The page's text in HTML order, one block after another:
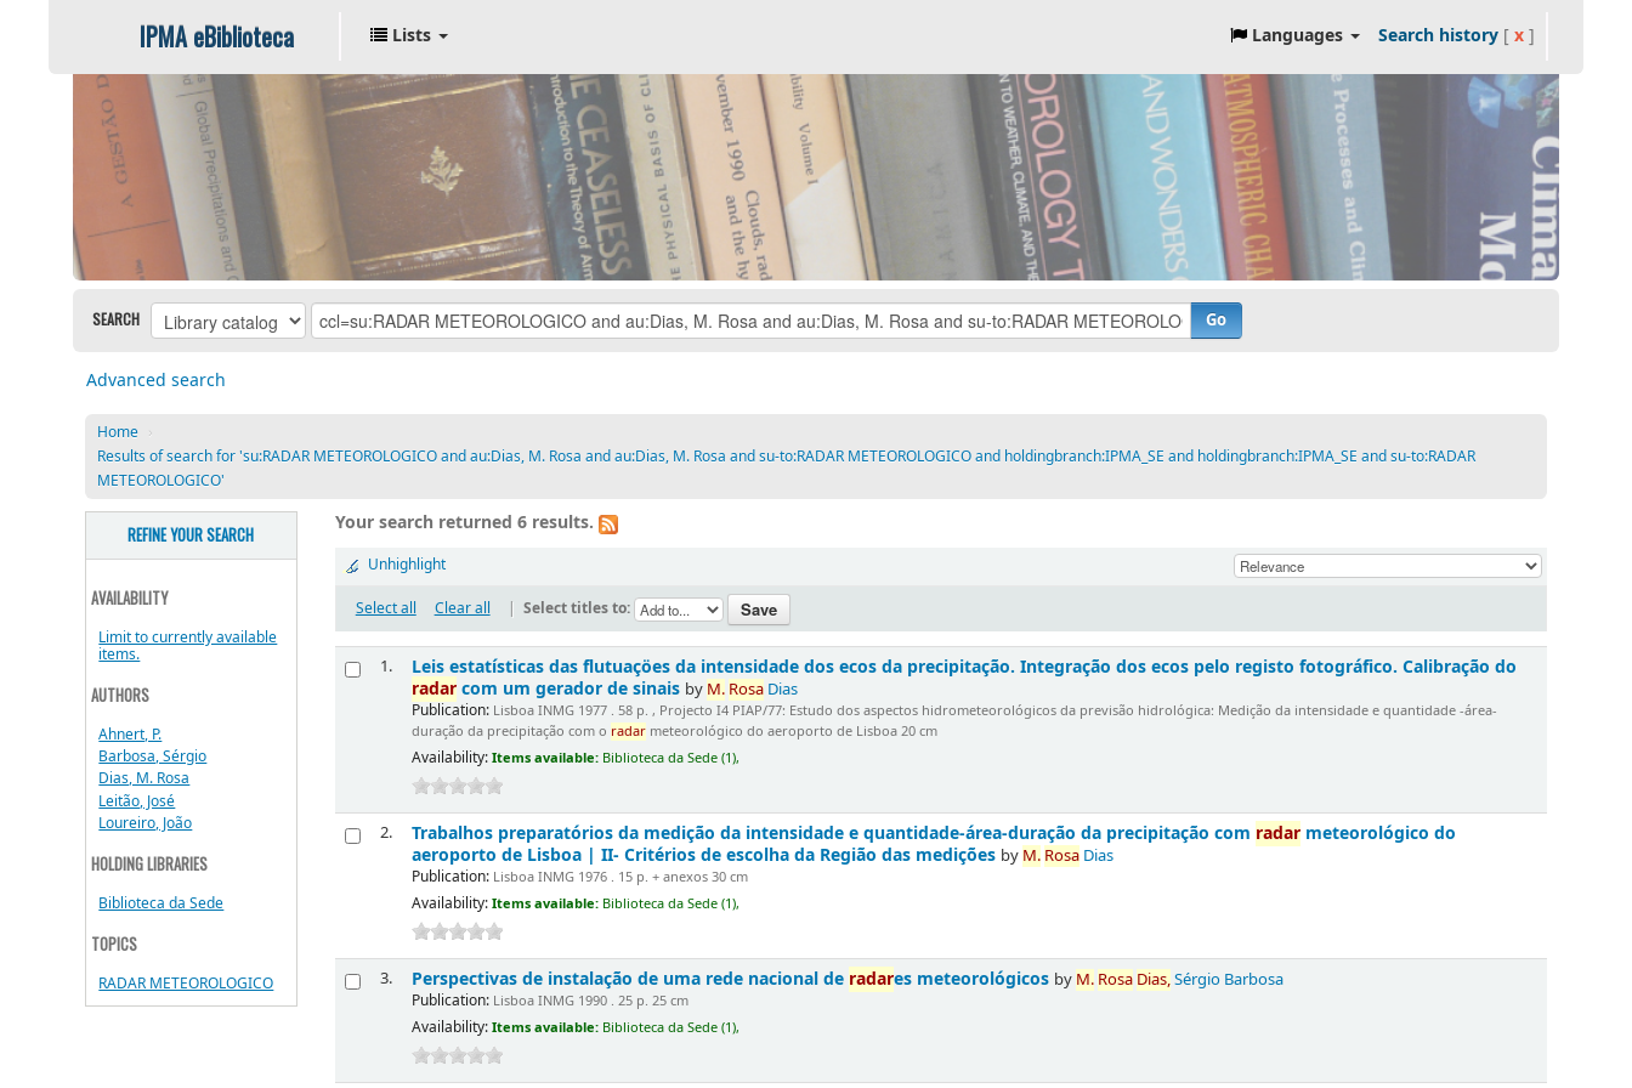
IPMA eBiblioteca Lists Languages Search history[ x]
SEARCH Go
Advanced search
Home ›
Results of search for 'su:RADAR METEOROLOGICO and au:Dias, M. Rosa and au:Dias, M. Rosa and su-to:RADAR METEOROLOGICO and holdingbranch:IPMA_SE and holdingbranch:IPMA_SE and su-to:RADAR
METEOROLOGICO'
REFINE YOUR SEARCH
AVAILABILITY
Limit to currently available
items.
AUTHORS
Ahnert, P.
Barbosa, Sérgio
Dias, M. Rosa
Leitão, José
Loureiro, João
HOLDING LIBRARIES
Biblioteca da Sede
TOPICS
RADAR METEOROLOGICO
Your search returned 6 results.
Unhighlight
Select all
Clear all Select titles to:
1.
Leis estatísticas das flutuaçöes da intensidade dos ecos da precipitação. Integração dos ecos pelo registo fotográfico. Calibração do
radarcom um gerador de sinais by M. RosaDias
Publication:Lisboa INMG 1977 . 58 p. , Projecto I4 PIAP/77: Estudo dos aspectos hidrometeorológicos da previsão hidrológica: Medição da intensidade e quantidade -área-
duração da precipitação com o radarmeteorológico do aeroporto de Lisboa 20 cm
Availability: Items available: Biblioteca da Sede (1),
2. Trabalhos preparatórios da medição da intensidade e quantidade-área-duração da precipitação com radarmeteorológico do
aeroporto de Lisboa | II- Critérios de escolha da Região das medições by M. RosaDias
Publication:Lisboa INMG 1976 . 15 p. + anexos 30 cm
Availability: Items available: Biblioteca da Sede (1),
3. Perspectivas de instalação de uma rede nacional de radares meteorológicos by M. Rosa Dias,Sérgio Barbosa
Publication:Lisboa INMG 1990 . 25 p. 25 cm
Availability: Items available: Biblioteca da Sede (1),